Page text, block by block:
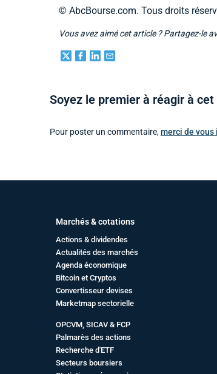
© AbcBourse.com. Tous droits
Vous avez aimé cet article ? Partagez-le
Soyez le premier à réagir à
Pour poster un commentaire,merci de vous
Marchés & cotations
Actions & dividendes
Actualités des marchés
Agenda économique
Bitcoin et Cryptos
Convertisseur devises
Marketmap sectorielle
OPCVM, SICAV & FCP
Palmarès des actions
Recherche d'ETF
Secteurs boursiers